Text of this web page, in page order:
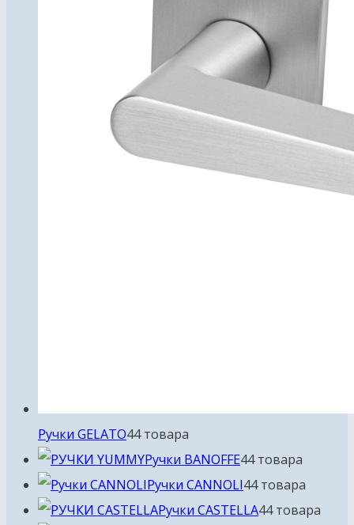
Ручки GELATO44 товара
Ручки BANOFFE44 товара
Ручки CANNOLI44 товара
Ручки CASTELLA44 товара